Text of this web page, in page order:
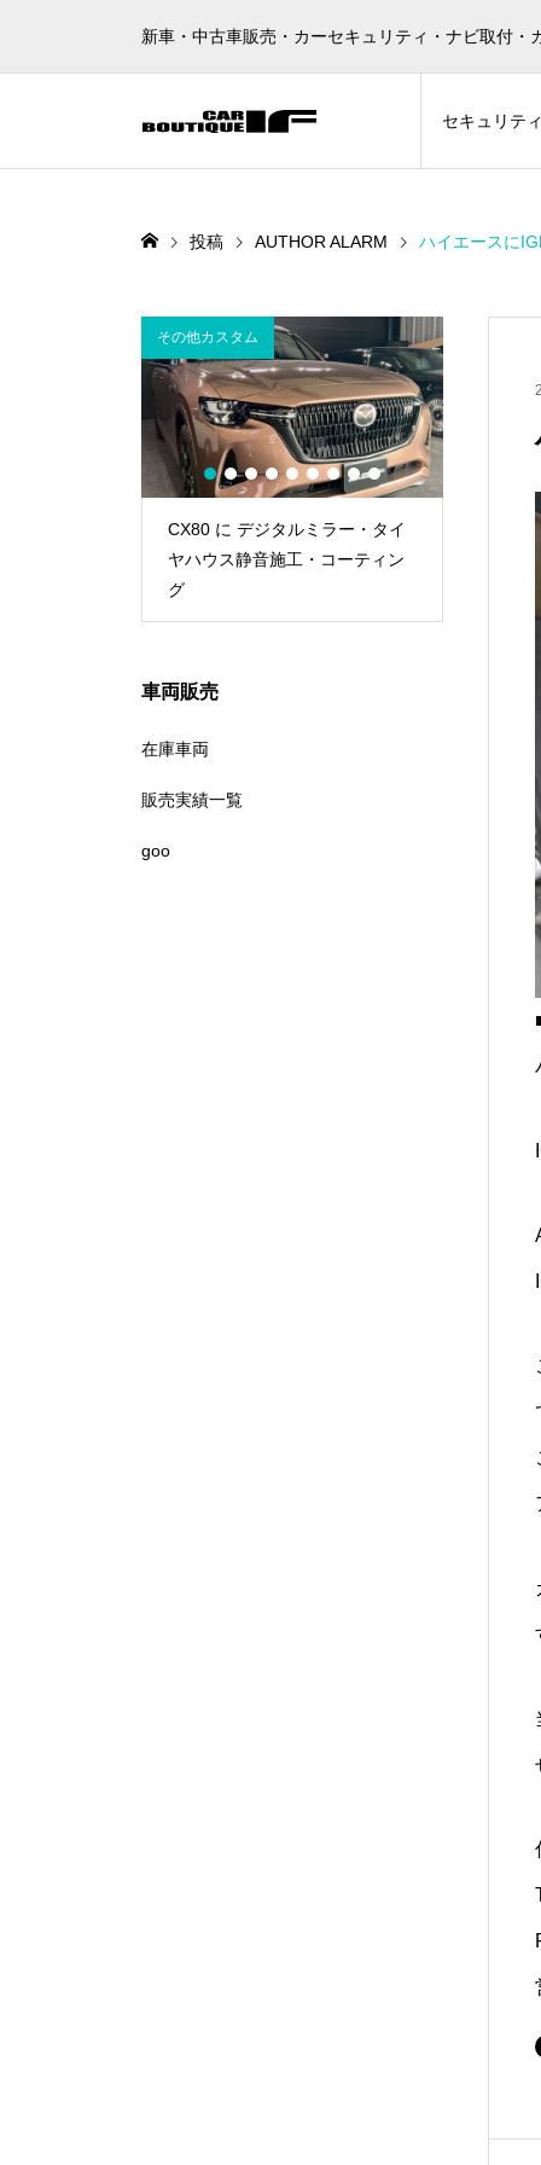
新車・中古車販売・カーセキュリティ・ナビ取付
セキュリテ
投稿 AUTHOR ALARM ハイエースに
CX80 に デジタルミラー・タイ
ヤハウス静音施工・コーティン
30アルファード に フロ
ーカー
その他カスタム
1 2 3 4 5 6 7 8 9
車両販売
在庫車両
販売実績一覧
goo